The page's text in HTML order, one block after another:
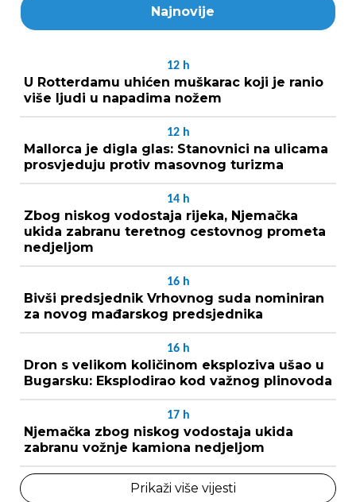
Najnovije
12 h
U Rotterdamu uhićen muškarac koji je ranio
više ljudi u napadima nožem
12 h
Mallorca je digla glas: Stanovnici na ulicama
prosvjeduju protiv masovnog turizma
14 h
Zbog niskog vodostaja rijeka, Njemačka
ukida zabranu teretnog cestovnog prometa
nedjeljom
16 h
Bivši predsjednik Vrhovnog suda nominiran
za novog mađarskog predsjednika
16 h
Dron s velikom količinom eksploziva ušao u
Bugarsku: Eksplodirao kod važnog plinovoda
17 h
Njemačka zbog niskog vodostaja ukida
zabranu vožnje kamiona nedjeljom
Prikaži više vijesti